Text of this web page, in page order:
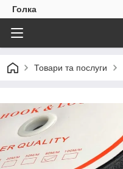
Голка
Товари та послуги